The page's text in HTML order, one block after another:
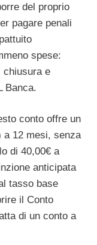
del proprio
pagare penali
spese:
chiusura e
Banca.
conto offre un
a 12 mesi, senza
di 40,00€ a
anticipata
tasso base
il Conto
di un conto a